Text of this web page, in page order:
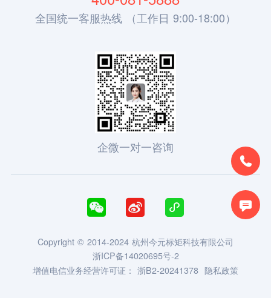


全国统一客服热线 （工作日 9:00-18:00）
企微一对一咨询
  
Copyright © 2014-2024 杭州今元标矩科技有限公司
浙ICP备14020695号-2
增值电信业务经营许可证： 浙B2-20241378 隐私政策